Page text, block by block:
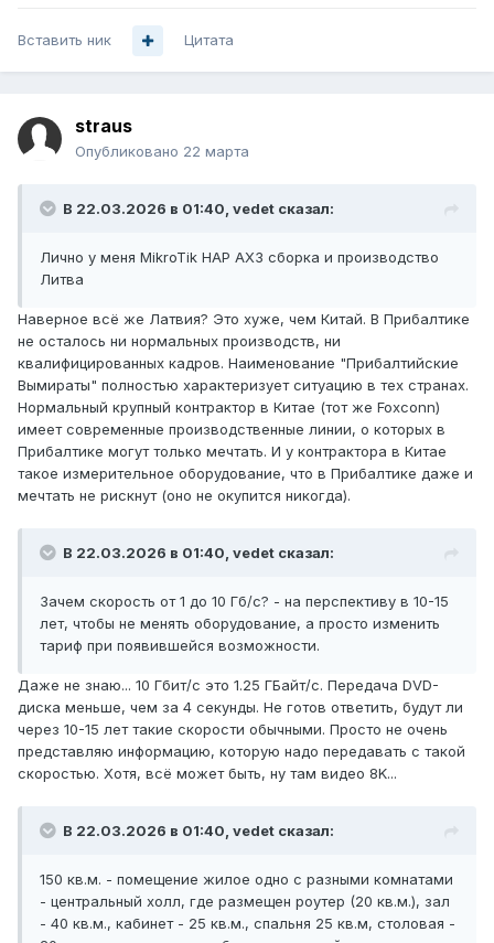
Вставить ник Цитата
straus
Опубликовано 22 марта
В 22.03.2026 в 01:40, vedet сказал:
Лично у меня MikroTik HAP AX3 сборка и производство
Литва
Наверное всё же Латвия? Это хуже, чем Китай. В Прибалтике
не осталось ни нормальных производств, ни
квалифицированных кадров. Наименование "Прибалтийские
Вымираты" полностью характеризует ситуацию в тех странах.
Нормальный крупный контрактор в Китае (тот же Foxconn)
имеет современные производственные линии, о которых в
Прибалтике могут только мечтать. И у контрактора в Китае
такое измерительное оборудование, что в Прибалтике даже и
мечтать не рискнут (оно не окупится никогда).
В 22.03.2026 в 01:40, vedet сказал:
Зачем скорость от 1 до 10 Гб/с? - на перспективу в 10-15
лет, чтобы не менять оборудование, а просто изменить
тариф при появившейся возможности.
Даже не знаю... 10 Гбит/с это 1.25 ГБайт/с. Передача DVD-
диска меньше, чем за 4 секунды. Не готов ответить, будут ли
через 10-15 лет такие скорости обычными. Просто не очень
представляю информацию, которую надо передавать с такой
скоростью. Хотя, всё может быть, ну там видео 8K...
В 22.03.2026 в 01:40, vedet сказал:
150 кв.м. - помещение жилое одно с разными комнатами
- центральный холл, где размещен роутер (20 кв.м.), зал
- 40 кв.м., кабинет - 25 кв.м., спальня 25 кв.м, столовая -